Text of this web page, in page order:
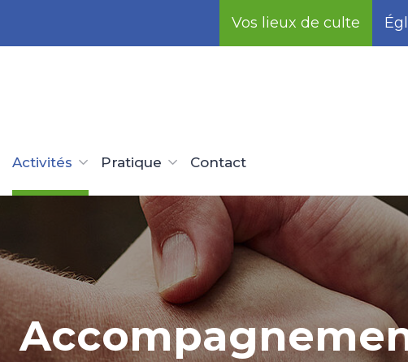
Vos lieux de culte
Activités Pratique Contact